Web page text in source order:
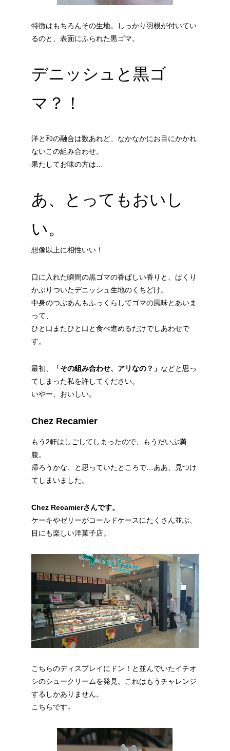
特徴はもちろんその生地。しっかり羽根が付いてい
るのと、表面にふられた黒ゴマ。
デニッシュと黒ゴ
マ？！
洋と和の融合は数あれど、なかなかにお目にかかれ
ないこの組み合わせ。
果たしてお味の方は…
あ、とってもおいし
い。
想像以上に相性いい！
口に入れた瞬間の黒ゴマの香ばしい香りと、ぱくり
かぶりついたデニッシュ生地のくちどけ。
中身のつぶあんもふっくらしてゴマの風味とあいま
って、
ひと口またひと口と食べ進めるだけでしあわせで
す。
最初、 「その組み合わせ、アリなの？」 などと思っ
てしまった私を許してください。
いやー、おいしい。
Chez Recamier
もう2軒はしごしてしまったので、もうだいぶ満
腹。
帰ろうかな、と思っていたところで…ああ、見つけ
てしまいました。
Chez Recamierさんです。
ケーキやゼリーがコールドケースにたくさん並ぶ、
目にも楽しい洋菓子店。
こちらのディスプレイにドン！と並んでいたイチオ
シのシュークリームを発見。これはもうチャレンジ
するしかありません。
こちらです↓